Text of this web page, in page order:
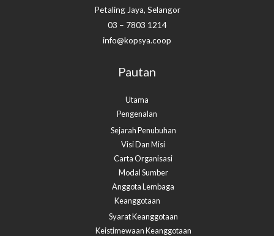
Petaling Jaya, Selangor
03 – 7803 1214
info@kopsya.coop
Pautan
Utama
Pengenalan
Sejarah Penubuhan
Visi Dan Misi
Carta Organisasi
Modal Sumber
Anggota Lembaga
Keanggotaan
Syarat Keanggotaan
Keistimewaan Keanggotaan